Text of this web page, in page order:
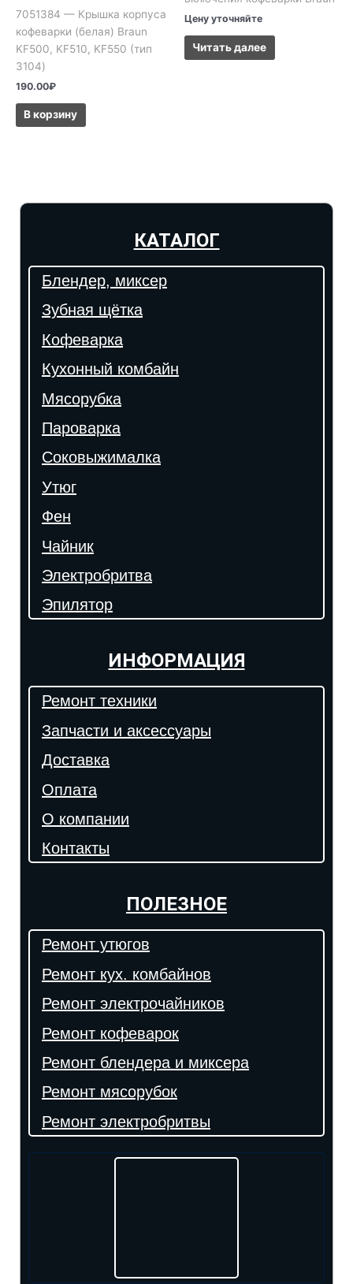
7051384 — Крышка корпуса
кофеварки (белая) Braun
KF500, KF510, KF550 (тип
3104)
190.00₽
В корзину
Цену уточняйте
Читать далее
КАТАЛОГ
Блендер, миксер
Зубная щётка
Кофеварка
Кухонный комбайн
Мясорубка
Пароварка
Соковыжималка
Утюг
Фен
Чайник
Электробритва
Эпилятор
ИНФОРМАЦИЯ
Ремонт техники
Запчасти и аксессуары
Доставка
Оплата
О компании
Контакты
ПОЛЕЗНОЕ
Ремонт утюгов
Ремонт кух. комбайнов
Ремонт электрочайников
Ремонт кофеварок
Ремонт блендера и миксера
Ремонт мясорубок
Ремонт электробритвы